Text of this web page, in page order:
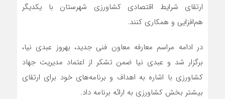
ارتقای شرایط اقتصادی کشاورزی شهرستان با یکدیگر
هم‌افزایی و همکاری کنند.
در ادامه مراسم معارفه معاون فنی جدید، بهروز عبدی نیا،
برگزار شد و عبدی نیا ضمن تشکر از اعتماد مدیریت جهاد
کشاورزی با اشاره به اهداف و برنامه‌های خود برای ارتقای
بیشتر بخش کشاورزی به ارائه برنامه داد.